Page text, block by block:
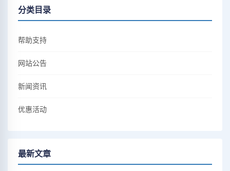
分类目录
帮助支持
网站公告
新闻资讯
优惠活动
最新文章